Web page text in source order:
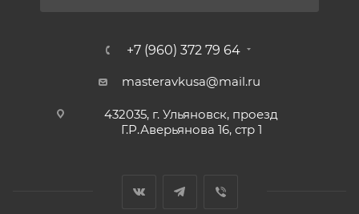
+7 (960) 372 79 64
masteravkusa@mail.ru
432035, г. Ульяновск, проезд
Г.Р.Аверьянова 16, стр 1